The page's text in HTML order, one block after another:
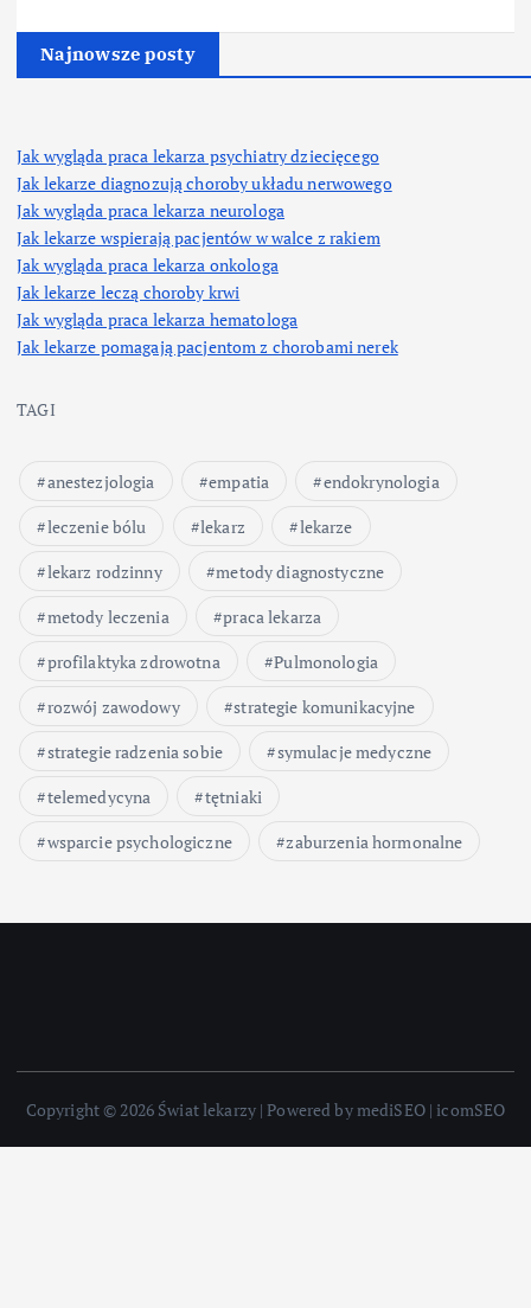
Najnowsze posty
Jak wygląda praca lekarza psychiatry dziecięcego
Jak lekarze diagnozują choroby układu nerwowego
Jak wygląda praca lekarza neurologa
Jak lekarze wspierają pacjentów w walce z rakiem
Jak wygląda praca lekarza onkologa
Jak lekarze leczą choroby krwi
Jak wygląda praca lekarza hematologa
Jak lekarze pomagają pacjentom z chorobami nerek
TAGI
anestezjologia empatia
endokrynologia
leczenie bólu
lekarz
lekarze
lekarz rodzinny
metody diagnostyczne
metody leczenia
praca lekarza
profilaktyka zdrowotna
Pulmonologia
rozwój zawodowy
strategie komunikacyjne
strategie radzenia sobie
symulacje medyczne
telemedycyna
tętniaki
wsparcie psychologiczne
zaburzenia hormonalne
Copyright © 2026 Świat lekarzy | Powered by mediSEO | icomSEO